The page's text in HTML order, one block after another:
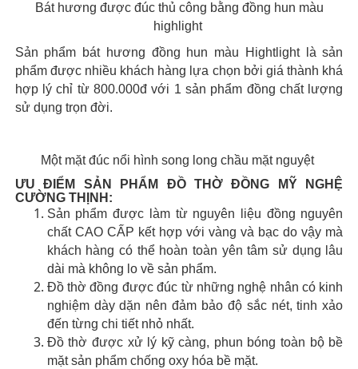
Bát hương được đúc thủ công bằng đồng hun màu
highlight
Sản phẩm bát hương đồng hun màu Hightlight là sản
phẩm được nhiều khách hàng lựa chọn bởi giá thành khá
hợp lý chỉ từ 800.000đ với 1 sản phẩm đồng chất lượng
sử dụng trọn đời.
Một mặt đúc nổi hình song long chầu mặt nguyệt
ƯU ĐIỂM SẢN PHẨM ĐỒ THỜ ĐỒNG MỸ NGHỆ
CƯỜNG THỊNH:
​Sản phẩm được làm từ nguyên liệu đồng nguyên
chất CAO CẤP kết hợp với vàng và bạc do vậy mà
khách hàng có thể hoàn toàn yên tâm sử dụng lâu
dài mà không lo về sản phẩm.
Đồ thờ đồng được đúc từ những nghệ nhân có kinh
nghiệm dày dặn nên đảm bảo độ sắc nét, tinh xảo
đến từng chi tiết nhỏ nhất.
Đồ thờ được xử lý kỹ càng, phun bóng toàn bộ bề
mặt sản phẩm chống oxy hóa bề mặt.